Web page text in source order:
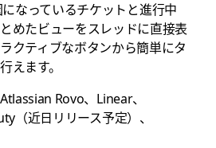
なっているチケットと進行中
めたビューをスレッドに直接表
クティブなボタンから簡単にタ
えます。
Atlassian Rovo、Linear、
（近日リリース予定）、